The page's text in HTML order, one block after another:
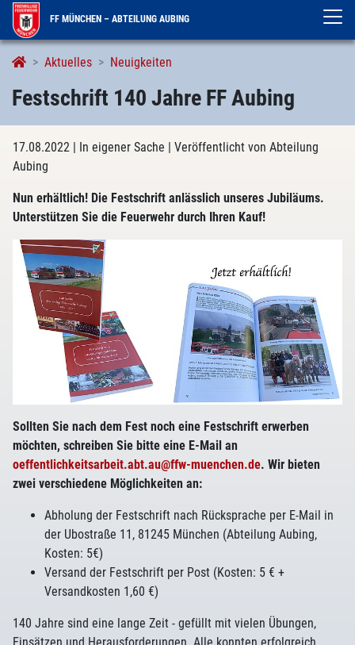
FF MÜNCHEN – ABTEILUNG AUBING
Aktuelles Neuigkeiten
Festschrift 140 Jahre FF Aubing
17.08.2022 | In eigener Sache | Veröffentlicht von Abteilung
Aubing
Nun erhältlich! Die Festschrift anlässlich unseres Jubiläums.
Unterstützen Sie die Feuerwehr durch Ihren Kauf!
Sollten Sie nach dem Fest noch eine Festschrift erwerben
möchten, schreiben Sie bitte eine E-Mail an
oeffentlichkeitsarbeit.abt.au@ffw-muenchen.de. Wir bieten
zwei verschiedene Möglichkeiten an:
Abholung der Festschrift nach Rücksprache per E-Mail in
der Ubostraße 11, 81245 München (Abteilung Aubing,
Kosten: 5€)
Versand der Festschrift per Post (Kosten: 5 € +
Versandkosten 1,60 €)
140 Jahre sind eine lange Zeit - gefüllt mit vielen Übungen,